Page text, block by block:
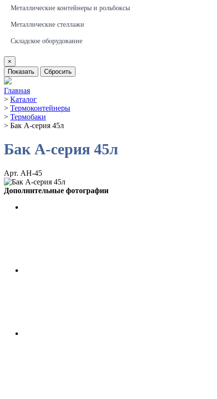
Металлические контейнеры и рольбоксы
Металлические стеллажи
Складское оборудование
×
Показать
Сбросить
Главная
> Каталог
> Термоконтейнеры
> Термобаки
> Бак А-серия 45л
Бак А-серия 45л
Арт. АН-45
Дополнительные фотографии